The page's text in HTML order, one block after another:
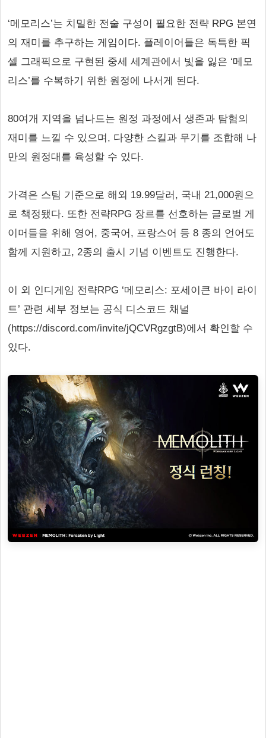
‘메모리스’는 치밀한 전술 구성이 필요한 전략 RPG 본연
의 재미를 추구하는 게임이다. 플레이어들은 독특한 픽
셀 그래픽으로 구현된 중세 세계관에서 빛을 잃은 ‘메모
리스’를 수복하기 위한 원정에 나서게 된다.
80여개 지역을 넘나드는 원정 과정에서 생존과 탐험의
재미를 느낄 수 있으며, 다양한 스킬과 무기를 조합해 나
만의 원정대를 육성할 수 있다.
가격은 스팀 기준으로 해외 19.99달러, 국내 21,000원으
로 책정됐다. 또한 전략RPG 장르를 선호하는 글로벌 게
이머들을 위해 영어, 중국어, 프랑스어 등 8 종의 언어도
함께 지원하고, 2종의 출시 기념 이벤트도 진행한다.
이 외 인디게임 전략RPG ‘메모리스: 포세이큰 바이 라이
트’ 관련 세부 정보는 공식 디스코드 채널
(https://discord.com/invite/jQCVRgzgtB)에서 확인할 수
있다.